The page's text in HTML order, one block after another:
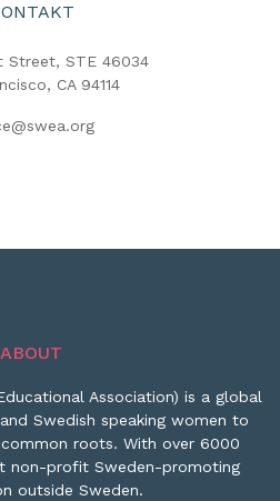
Street, STE 46034
CA 94114
ABOUT
Association) is a global
Swedish speaking women to
roots. With over 6000
non-profit Sweden-promoting
outside Sweden.